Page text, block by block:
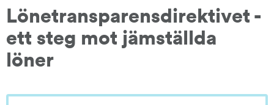
Lönetransparensdirektivet -
ett steg mot jämställda
löner